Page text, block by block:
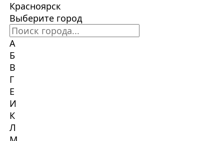
Красноярск
Выберите город
А
Б
В
Г
Е
И
К
Л